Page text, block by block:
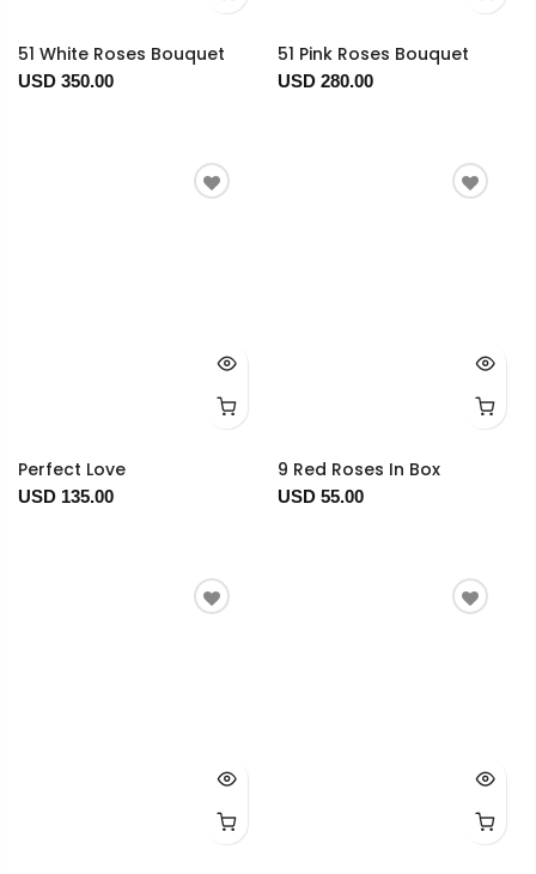
51 White Roses Bouquet
USD 350.00
51 Pink Roses Bouquet
USD 280.00
Perfect Love
USD 135.00
9 Red Roses In Box
USD 55.00